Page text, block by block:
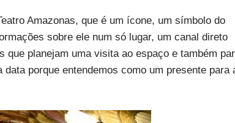
Amazonas, que é um ícone, um símbolo do
sobre ele num só lugar, um canal direto
que planejam uma visita ao espaço e também
porque entendemos como um presente para